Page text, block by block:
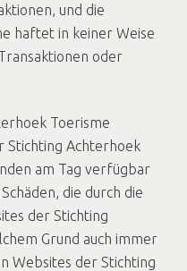
und die
haftet in keiner Weise
oder
Toerisme
Stichting Achterhoek
am Tag verfügbar
die durch die
der Stichting
Grund auch immer
Websites der Stichting